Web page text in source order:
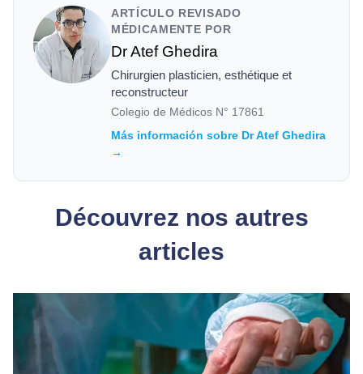
ARTÍCULO REVISADO
MÉDICAMENTE POR
Dr Atef Ghedira
Chirurgien plasticien, esthétique et
reconstructeur
Colegio de Médicos N° 17861
Más información sobre Dr Atef Ghedira
→
Découvrez nos autres
articles